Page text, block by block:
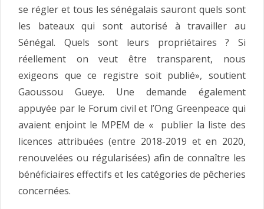
se régler et tous les sénégalais sauront quels sont
les bateaux qui sont autorisé à travailler au
Sénégal. Quels sont leurs propriétaires ? Si
réellement on veut être transparent, nous
exigeons que ce registre soit publié», soutient
Gaoussou Gueye. Une demande également
appuyée par le Forum civil et l’Ong Greenpeace qui
avaient enjoint le MPEM de « publier la liste des
licences attribuées (entre 2018-2019 et en 2020,
renouvelées ou régularisées) afin de connaître les
bénéficiaires effectifs et les catégories de pêcheries
concernées.